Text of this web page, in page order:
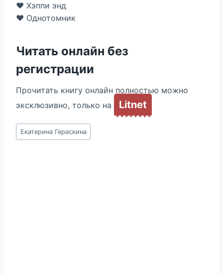
❤️ Хэппи энд
❤️ Однотомник
Читать онлайн без
регистрации
Прочитать книгу онлайн полностью можно
эксклюзивно, только на
Litnet
Метки
записи:
Екатерина Гераскина